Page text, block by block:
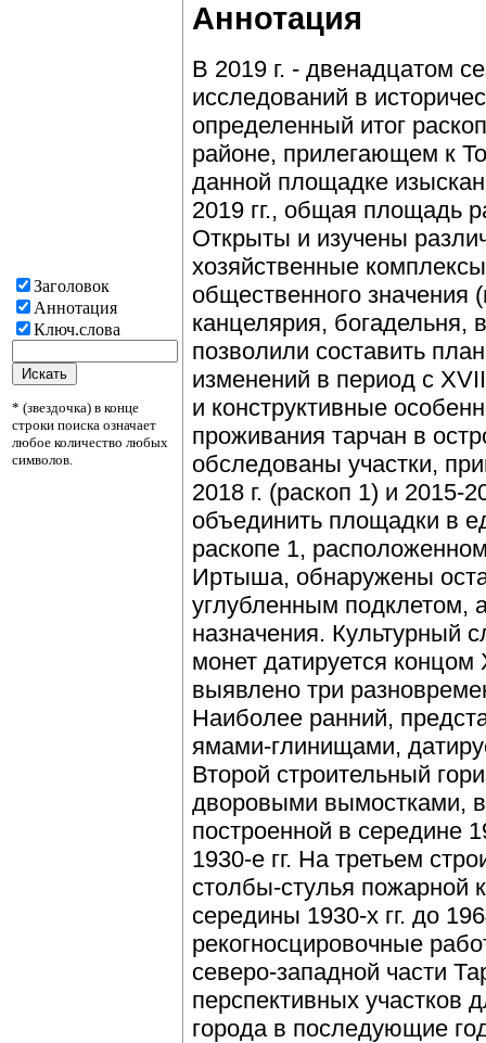
Заголовок
Аннотация
Ключ.слова
* (звездочка) в конце
строки поиска означает
любое количество любых
символов.
Аннотация
В 2019 г. - двенадцатом
исследований в
определенный итог
районе, прилегающем к
данной площадке
2019 гг., общая площадь
Открыты и изучены
хозяйственные
общественного значения
канцелярия, богадельня,
позволили составить
изменений в период с
и конструктивные
проживания тарчан в
обследованы участки,
2018 г. (раскоп 1) и 2015-
объединить площадки в
раскопе 1,
Иртыша, обнаружены
углубленным подклетом,
назначения. Культурный
монет датируется
выявлено три
Наиболее ранний,
ямами-глинищами,
Второй строительный
дворовыми вымостками,
построенной в середине
1930-е гг. На третьем
столбы-стулья пожарной
середины 1930-х гг. до
рекогносцировочные
северо-западной части
перспективных участков
города в последующие